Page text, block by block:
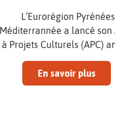
L’Eurorégion
Méditerrannée a lancé son
à Projets Culturels (APC)
En savoir plus